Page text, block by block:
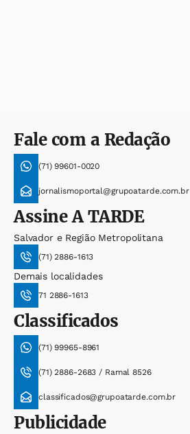
Fale com a Redação
(71) 99601-0020
jornalismoportal@grupoatarde.com.br
AssineA TARDE
Salvador e Região Metropolitana
(71) 2886-1613
Demais localidades
71 2886-1613
Classificados
(71) 99965-8961
(71) 2886-2683 / Ramal 8526
classificados@grupoatarde.com.br
Publicidade